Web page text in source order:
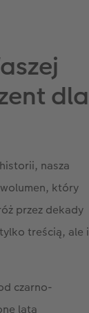
dla
nasza
który
przez dekady
treścią, ale i
czarno-
lata